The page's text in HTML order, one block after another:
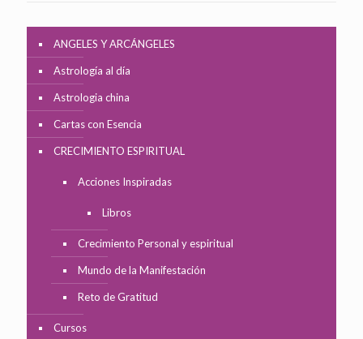
ANGELES Y ARCÁNGELES
Astrología al día
Astrologia china
Cartas con Esencia
CRECIMIENTO ESPIRITUAL
Acciones Inspiradas
Libros
Crecimiento Personal y espiritual
Mundo de la Manifestación
Reto de Gratitud
Cursos